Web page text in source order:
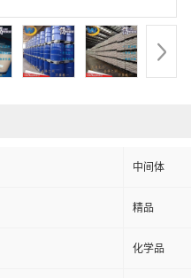
中间体
精品
化学品